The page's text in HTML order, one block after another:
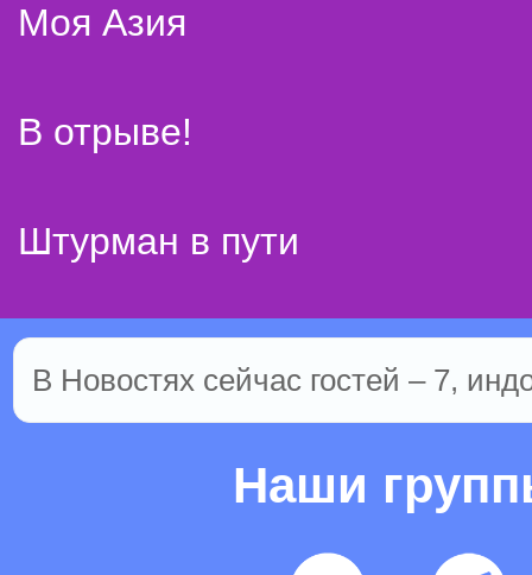
Моя Азия
В отрыве!
Штурман в пути
В Новостях сейчас гостей – 7,
Наши